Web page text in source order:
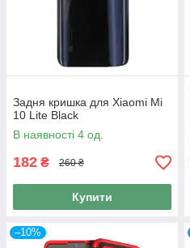
Задня кришка для Xiaomi Mi
10 Lite Black
В наявності 4 од.
182 ₴ 260 ₴
Купити
–10%